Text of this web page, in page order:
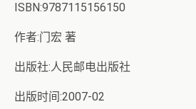
ISBN:9787115156150
作者:门宏 著
出版社:人民邮电出版社
出版时间:2007-02